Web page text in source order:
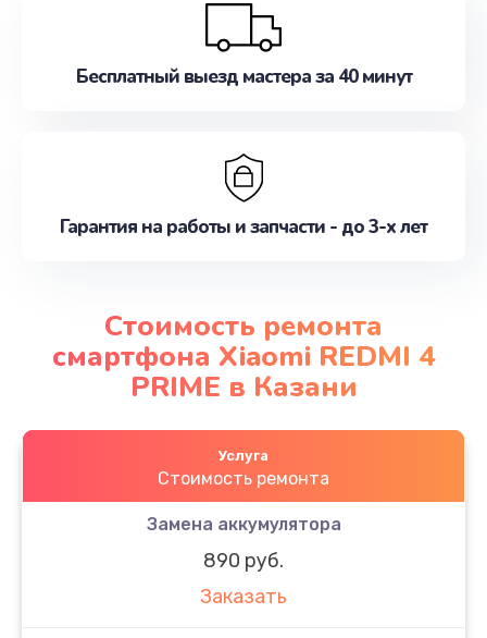
Бесплатный выезд мастера за 40 минут
Гарантия на работы и запчасти - до 3-х лет
Стоимость ремонта
смартфона Xiaomi REDMI 4
PRIME в Казани
Услуга
Стоимость ремонта
Замена аккумулятора
890 руб.
Заказать